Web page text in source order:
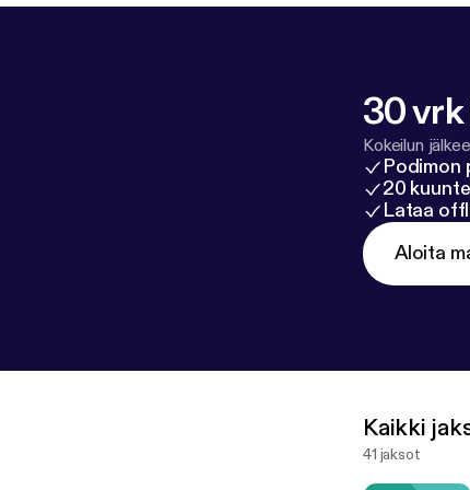
30 vrk
Kokeilun
Podimon
20
Lataa
Aloita
Kaikki
41 jaksot